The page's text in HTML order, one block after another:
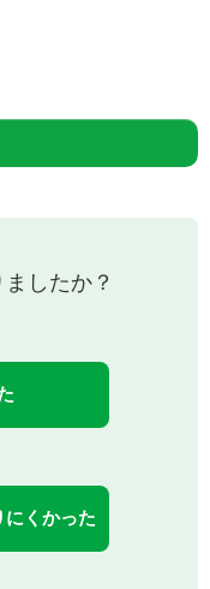
したか？
にくかった